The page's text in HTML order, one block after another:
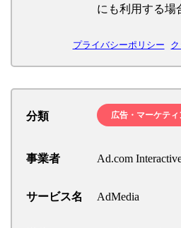
にも利用する場
プライバシーポリシー
分類 広告・マーケティ
事業者 Ad.com
サービス名 AdMedia